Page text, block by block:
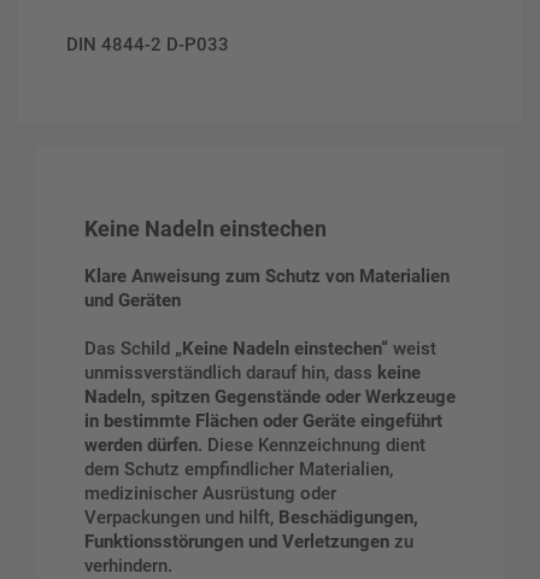
DIN 4844-2 D-P033
Keine Nadeln einstechen
Klare Anweisung zum Schutz von Materialien
und Geräten
Das Schild „Keine Nadeln einstechen“ weist
unmissverständlich darauf hin, dass keine
Nadeln, spitzen Gegenstände oder Werkzeuge
in bestimmte Flächen oder Geräte eingeführt
werden dürfen. Diese Kennzeichnung dient
dem Schutz empfindlicher Materialien,
medizinischer Ausrüstung oder
Verpackungen und hilft, Beschädigungen,
Funktionsstörungen und Verletzungen zu
verhindern.